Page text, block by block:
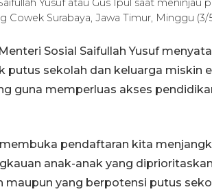
Yusuf atau Gus Ipul saat
Cowek Surabaya, Jawa Timur, Minggu (3/
Sosial Saifullah Yusuf
putus sekolah dan keluarga miskin
guna memperluas akses
pendaftaran kita
anak-anak yang
yang berpotensi putus